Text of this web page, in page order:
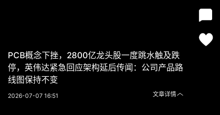
PCB概念下挫，2800亿龙头股一度跳水触及跌
停，英伟达紧急回应架构延后传闻：公司产品路
线图保持不变
2026-07-07 16:51 文章详情